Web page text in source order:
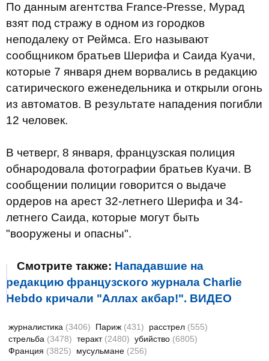
По данным агентства France-Presse, Мурад
взят под стражу в одном из городков
неподалеку от Реймса. Его называют
сообщником братьев Шерифа и Саида Куачи,
которые 7 января днем ворвались в редакцию
сатирического еженедельника и открыли огонь
из автоматов. В результате нападения погибли
12 человек.
В четверг, 8 января, французская полиция
обнародовала фотографии братьев Куачи. В
сообщении полиции говорится о выдаче
ордеров на арест 32-летнего Шерифа и 34-
летнего Саида, которые могут быть
"вооружены и опасны".
Смотрите также: Нападавшие на
редакцию французского журнала Charlie
Hebdo кричали "Аллах акбар!". ВИДЕО
журналистика (3406) Париж (431) расстрел (555)
стрельба (3478) теракт (2480) убийство (6805)
Франция (3825) мусульмане (256)